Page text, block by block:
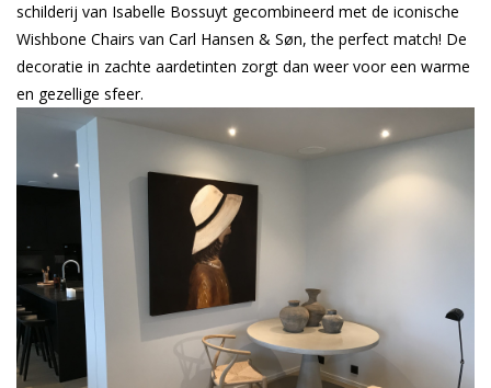
schilderij van Isabelle Bossuyt gecombineerd met de iconische
Wishbone Chairs van Carl Hansen & Søn, the perfect match! De
decoratie in zachte aardetinten zorgt dan weer voor een warme
en gezellige sfeer.